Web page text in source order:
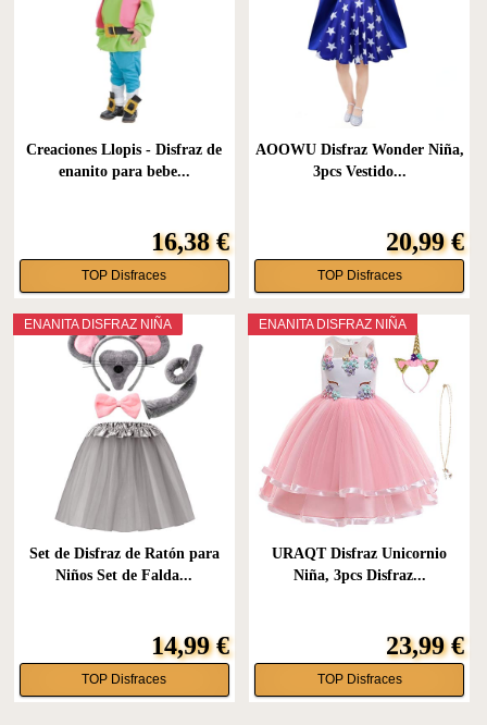
Creaciones Llopis - Disfraz de
enanito para bebe...
16,38 €
TOP Disfraces
AOOWU Disfraz Wonder Niña,
3pcs Vestido...
20,99 €
TOP Disfraces
ENANITA DISFRAZ NIÑA
Set de Disfraz de Ratón para
Niños Set de Falda...
14,99 €
TOP Disfraces
ENANITA DISFRAZ NIÑA
URAQT Disfraz Unicornio
Niña, 3pcs Disfraz...
23,99 €
TOP Disfraces